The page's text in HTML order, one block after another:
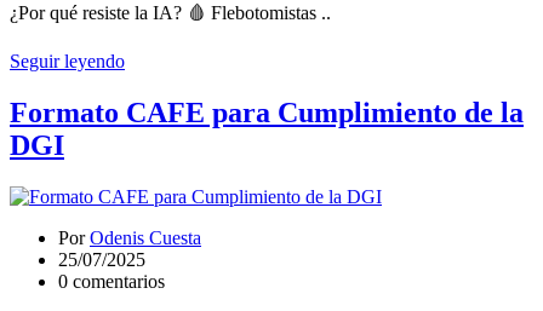
¿Por qué resiste la IA? 🩸 Flebotomistas ..
Seguir leyendo
Formato CAFE para Cumplimiento de la
DGI
PorOdenis Cuesta
25/07/2025
0 comentarios